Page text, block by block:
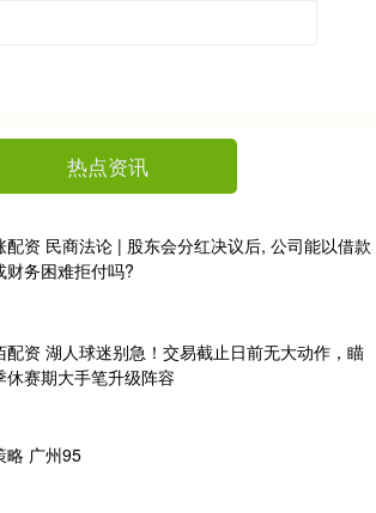
热点资讯
配资 民商法论 | 股东会分红决议后, 公司能以借款
财务困难拒付吗?
配资 湖人球迷别急！交易截止日前无大动作，瞄
休赛期大手笔升级阵容
略 广州95